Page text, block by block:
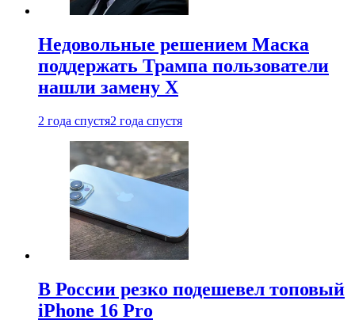
Недовольные решением Маска
поддержать Трампа пользователи
нашли замену X
2 года спустя2 года спустя
В России резко подешевел топовый
iPhone 16 Pro